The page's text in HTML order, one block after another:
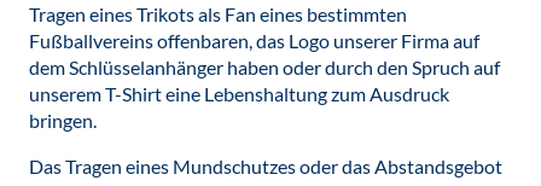
Tragen eines Trikots als Fan eines bestimmten
Fußballvereins offenbaren, das Logo unserer Firma auf
dem Schlüsselanhänger haben oder durch den Spruch auf
unserem T-Shirt eine Lebenshaltung zum Ausdruck
bringen.
Das Tragen eines Mundschutzes oder das Abstandsgebot